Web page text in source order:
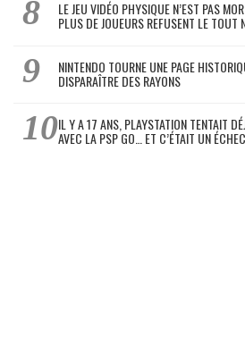
LE JEU VIDÉO PHYSIQUE N’EST PAS
PLUS DE JOUEURS REFUSENT LE TOUT
NINTENDO TOURNE UNE PAGE
DISPARAÎTRE DES RAYONS
IL Y A 17 ANS, PLAYSTATION TENTAIT
AVEC LA PSP GO… ET C’ÉTAIT UN ÉCHEC